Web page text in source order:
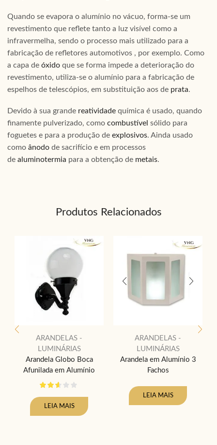
Quando se evapora o alumínio no vácuo, forma-se um
revestimento que reflete tanto a luz visível como a
infravermelha, sendo o processo mais utilizado para a
fabricação de refletores automotivos , por exemplo. Como
a capa de óxido que se forma impede a deterioração do
revestimento, utiliza-se o alumínio para a fabricação de
espelhos de telescópios, em substituição aos de prata.
Devido à sua grande reatividade química é usado, quando
finamente pulverizado, como combustível sólido para
foguetes e para a produção de explosivos. Ainda usado
como ânodo de sacrifício e em processos
de aluminotermia para a obtenção de metais.
Produtos Relacionados
ARANDELAS -
LUMINÁRIAS
Arandela Globo Boca
Afunilada em Alumínio
LEIA MAIS
ARANDELAS -
LUMINÁRIAS
Arandela em Alumínio 3
Fachos
LEIA MAIS